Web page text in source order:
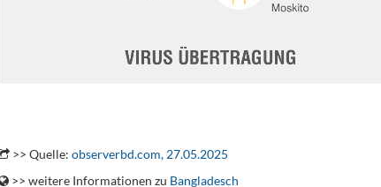
>> Quelle: observerbd.com, 27.05.2025
>> weitere Informationen zu Bangladesch